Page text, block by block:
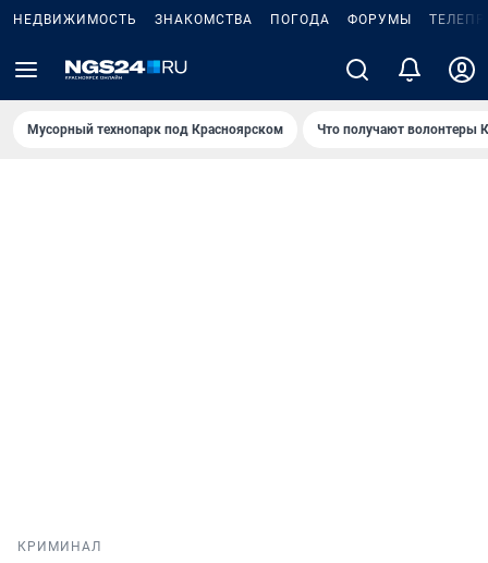
НЕДВИЖИМОСТЬ ЗНАКОМСТВА ПОГОДА ФОРУМЫ
Мусорный технопарк под Крaсноярском Что получают волонтеры
КРИМИНАЛ